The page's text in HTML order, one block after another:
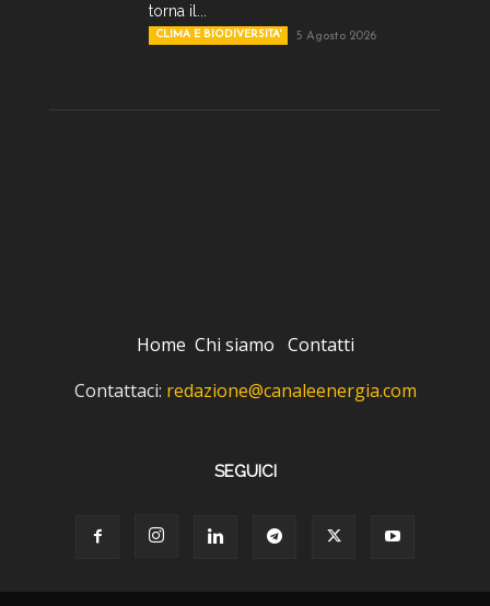
torna il...
CLIMA E BIODIVERSITA' 5 Agosto 2026
Home Chi siamo Contatti
Contattaci: redazione@canaleenergia.com
SEGUICI